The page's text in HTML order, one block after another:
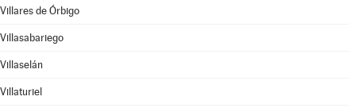
Villares de Órbigo
Villasabariego
Villaselán
Villaturiel